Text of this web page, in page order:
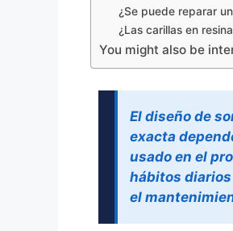
¿Se puede reparar
¿Las carillas en
You might also be
El diseño de
exacta
usado en el
hábitos
el